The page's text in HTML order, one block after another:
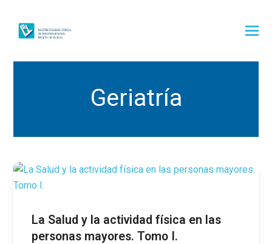
Geriatría
La Salud y la actividad física en las
personas mayores. Tomo I.